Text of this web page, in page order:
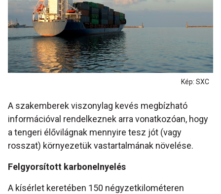
Kép: SXC
A szakemberek viszonylag kevés megbízható
információval rendelkeznek arra vonatkozóan, hogy
a tengeri élővilágnak mennyire tesz jót (vagy
rosszat) környezetük vastartalmának növelése.
Felgyorsított karbonelnyelés
A kísérlet keretében 150 négyzetkilométeren